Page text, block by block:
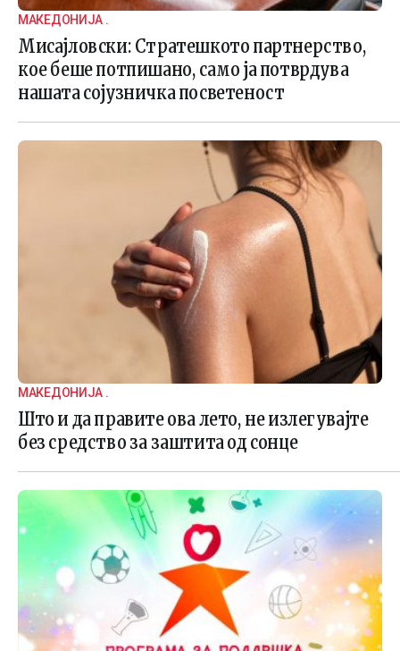
МАКЕДОНИЈА .
Мисајловски: Стратешкото партнерство,
кое беше потпишано, само ја потврдува
нашата сојузничка посветеност
МАКЕДОНИЈА .
Што и да правите ова лето, не излегувајте
без средство за заштита од сонце